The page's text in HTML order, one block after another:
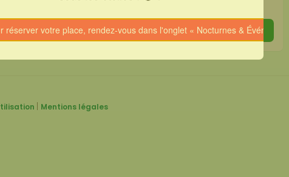
Choisir Choisir
Mentions légales
réserver votre place, rendez-vous dans l'onglet « Nocturnes &